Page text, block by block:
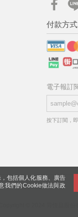
包括個人化服務、廣告
我們的Cookie做法與政
付款方式
電子報訂
按下訂閱，